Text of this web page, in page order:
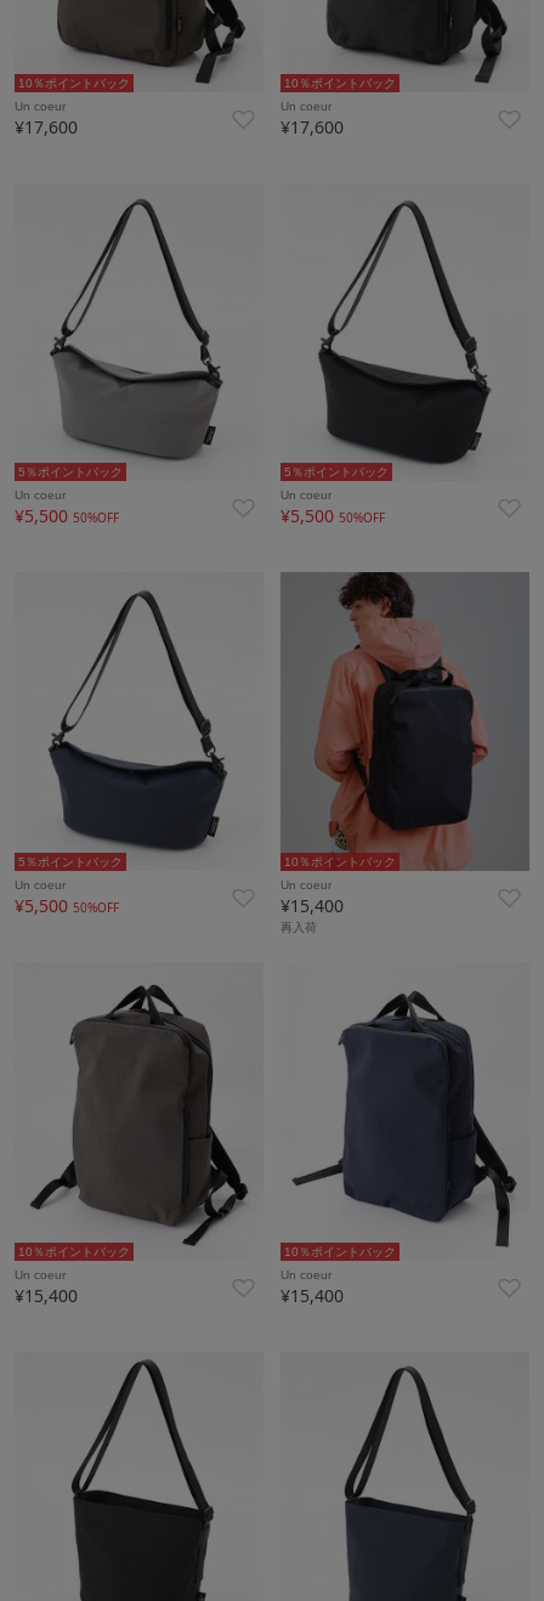
10％ポイントバック
Un coeur
¥17,600
10％ポイントバック
Un coeur
¥17,600
5％ポイントバック
Un coeur
¥5,500 50%OFF
5％ポイントバック
Un coeur
¥5,50050%OFF
5％ポイントバック
Un coeur
¥5,500 50%OFF
10％ポイントバック
Un coeur
¥15,400
再入荷
10％ポイントバック
Un coeur
¥15,400
10％ポイントバック
Un coeur
¥15,400